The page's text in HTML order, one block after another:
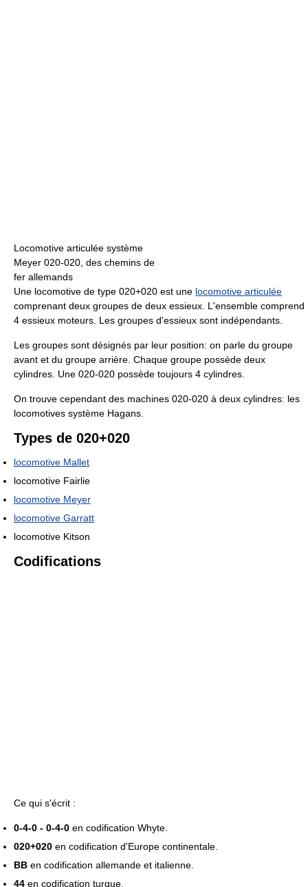
Locomotive articulée système
Meyer 020-020, des chemins de
fer allemands
Une locomotive de type 020+020 est une locomotive articulée
comprenant deux groupes de deux essieux. L'ensemble comprend
4 essieux moteurs. Les groupes d'essieux sont indépendants.
Les groupes sont désignés par leur position: on parle du groupe
avant et du groupe arrière. Chaque groupe possède deux
cylindres. Une 020-020 possède toujours 4 cylindres.
On trouve cependant des machines 020-020 à deux cylindres: les
locomotives système Hagans.
Types de 020+020
locomotive Mallet
locomotive Fairlie
locomotive Meyer
locomotive Garratt
locomotive Kitson
Codifications
Ce qui s'écrit :
0-4-0 - 0-4-0 en codification Whyte.
020+020 en codification d'Europe continentale.
BB en codification allemande et italienne.
44 en codification turque.